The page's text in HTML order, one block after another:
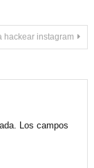
hackear instagram
Los campos